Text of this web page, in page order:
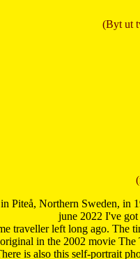
(Byt ut
Piteå, Northern Sweden,
june 2022 I've got
traveller left long ago. The
in the 2002 movie
is also this self-portrait